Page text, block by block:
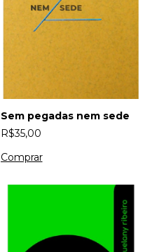
Sem pegadas nem sede
R$35,00